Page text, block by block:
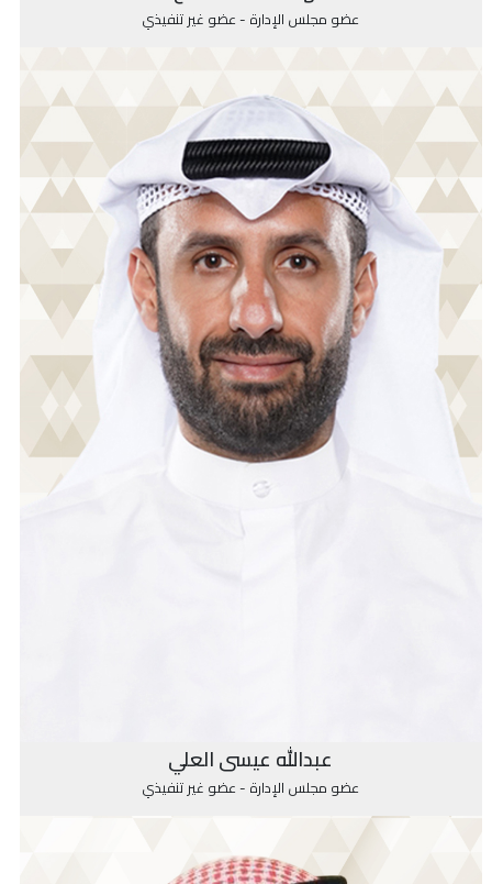
عضو مجلس الإدارة - عضو غير تنفيذي
عبدالله عيسى العلي
عضو مجلس الإدارة - عضو غير تنفيذي